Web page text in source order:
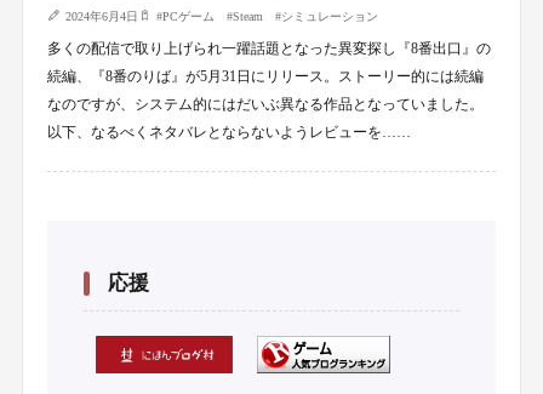
2024年6月4日 #PCゲーム #Steam #シミュレーション
多くの配信で取り上げられ一躍話題となった異変探し『8番出口』の
続編、『8番のりば』が5月31日にリリース。ストーリー的には続編
なのですが、システム的にはだいぶ異なる作品となっていました。
以下、なるべくネタバレとならないようレビューを……
応援